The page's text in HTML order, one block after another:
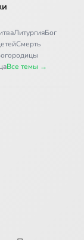
ЛитургияБог
Смерть
Все темы →